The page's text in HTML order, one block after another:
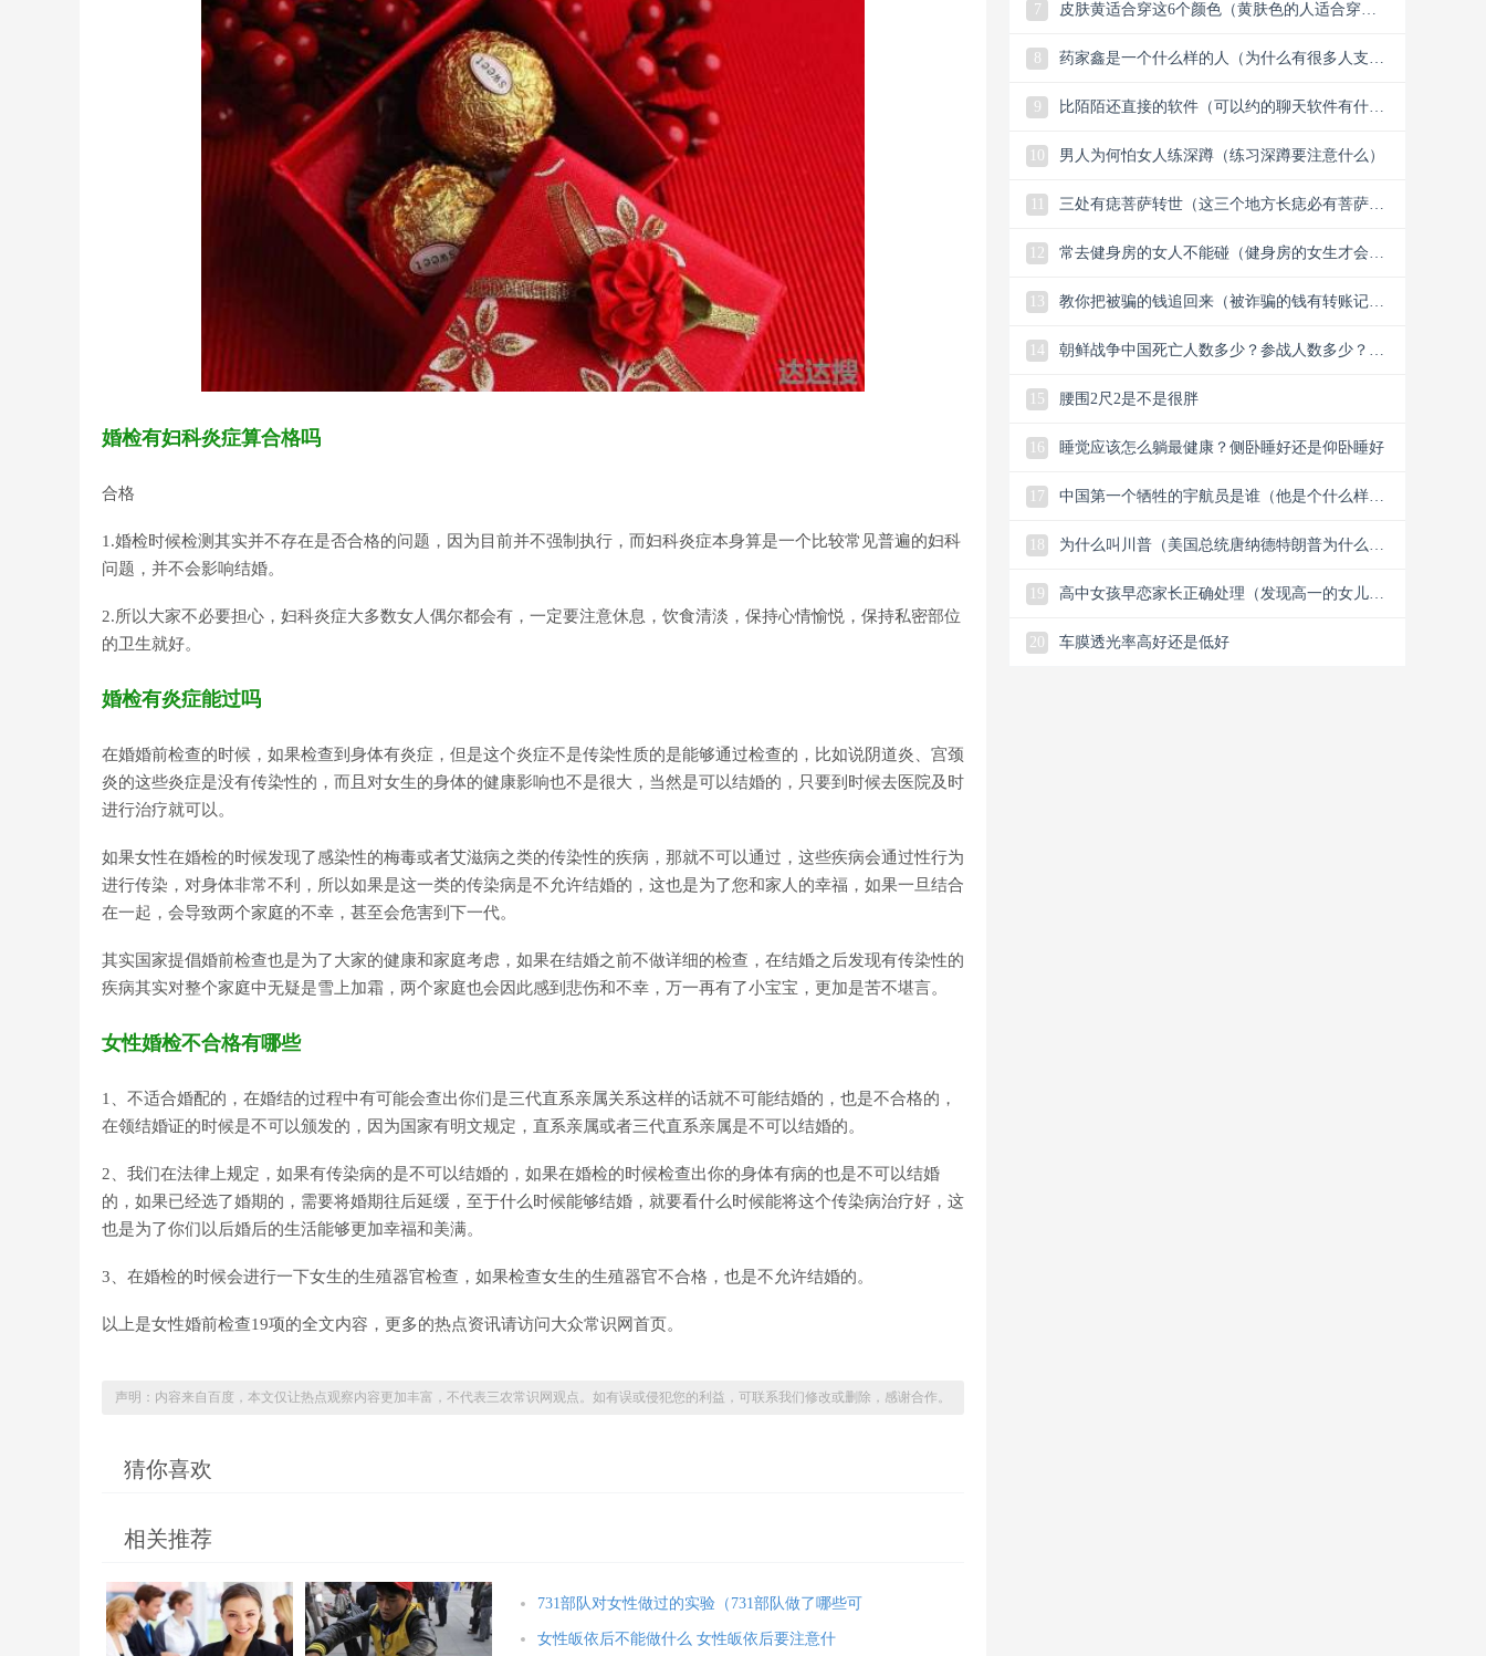
婚检有妇科炎症算合格吗
合格
1.婚检时候检测其实并不存在是否合格的问题，因为目前并不强制执行，而妇科炎症本身算是一个比较常见普遍的妇科
问题，并不会影响结婚。
2.所以大家不必要担心，妇科炎症大多数女人偶尔都会有，一定要注意休息，饮食清淡，保持心情愉悦，保持私密部位
的卫生就好。
婚检有炎症能过吗
在婚婚前检查的时候，如果检查到身体有炎症，但是这个炎症不是传染性质的是能够通过检查的，比如说阴道炎、宫颈
炎的这些炎症是没有传染性的，而且对女生的身体的健康影响也不是很大，当然是可以结婚的，只要到时候去医院及时
进行治疗就可以。
如果女性在婚检的时候发现了感染性的梅毒或者艾滋病之类的传染性的疾病，那就不可以通过，这些疾病会通过性行为
进行传染，对身体非常不利，所以如果是这一类的传染病是不允许结婚的，这也是为了您和家人的幸福，如果一旦结合
在一起，会导致两个家庭的不幸，甚至会危害到下一代。
其实国家提倡婚前检查也是为了大家的健康和家庭考虑，如果在结婚之前不做详细的检查，在结婚之后发现有传染性的
疾病其实对整个家庭中无疑是雪上加霜，两个家庭也会因此感到悲伤和不幸，万一再有了小宝宝，更加是苦不堪言。
女性婚检不合格有哪些
1、不适合婚配的，在婚结的过程中有可能会查出你们是三代直系亲属关系这样的话就不可能结婚的，也是不合格的，
在领结婚证的时候是不可以颁发的，因为国家有明文规定，直系亲属或者三代直系亲属是不可以结婚的。
2、我们在法律上规定，如果有传染病的是不可以结婚的，如果在婚检的时候检查出你的身体有病的也是不可以结婚
的，如果已经选了婚期的，需要将婚期往后延缓，至于什么时候能够结婚，就要看什么时候能将这个传染病治疗好，这
也是为了你们以后婚后的生活能够更加幸福和美满。
3、在婚检的时候会进行一下女生的生殖器官检查，如果检查女生的生殖器官不合格，也是不允许结婚的。
以上是女性婚前检查19项的全文内容，更多的热点资讯请访问大众常识网首页。
声明：内容来自百度，本文仅让热点观察内容更加丰富，不代表三农常识网观点。如有误或侵犯您的利益，可联系我们修改或删除，感谢合作。
猜你喜欢
相关推荐
731部队对女性做过的实验（731部队做了哪些可
女性皈依后不能做什么 女性皈依后要注意什
7
皮肤黄适合穿这6个颜色（黄肤色的人适合穿什
8
药家鑫是一个什么样的人（为什么有很多人支持
9
比陌陌还直接的软件（可以约的聊天软件有什
10
男人为何怕女人练深蹲（练习深蹲要注意什么）
三处有痣菩萨转世（这三个地方长痣必有菩萨保
12
常去健身房的女人不能碰（健身房的女生才会懂
13
教你把被骗的钱追回来（被诈骗的钱有转账记录
14
朝鲜战争中国死亡人数多少？参战人数多少？中
15
腰围2尺2是不是很胖
16 睡觉应该怎么躺最健康？侧卧睡好还是仰卧睡好
17
中国第一个牺牲的宇航员是谁（他是个什么样的
18
为什么叫川普（美国总统唐纳德特朗普为什么叫
19
高中女孩早恋家长正确处理（发现高一的女儿早
20
车膜透光率高好还是低好